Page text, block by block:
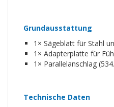
Grundausstattung
1× Sägeblatt für Stahl
1× Adapterplatte für
1× Parallelanschlag
Technische Daten